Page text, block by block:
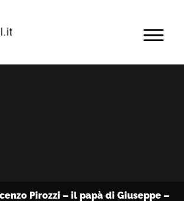
MENU
Pirozzi – il papà di Giuseppe –